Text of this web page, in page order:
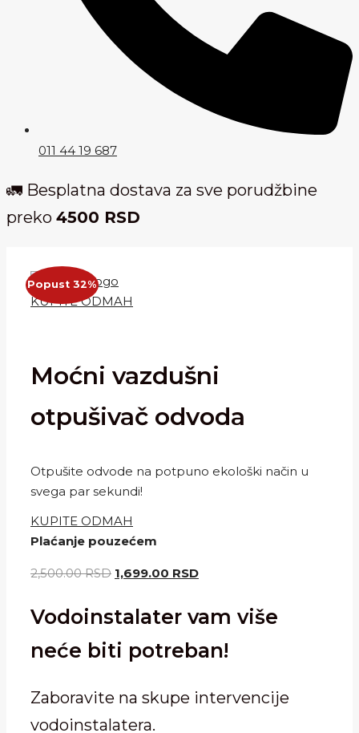
011 44 19 687
🚛 Besplatna dostava za sve porudžbine
preko 4500 RSD
KUPITE ODMAH
Moćni vazdušni
otpušivač odvoda
Otpušite odvode na potpuno ekološki način u
svega par sekundi!
KUPITE ODMAH
Plaćanje pouzećem
2,500.00RSD 1,699.00 RSD
Vodoinstalater vam više
neće biti potreban!
Zaboravite na skupe intervencije
vodoinstalatera.
Popust 32%